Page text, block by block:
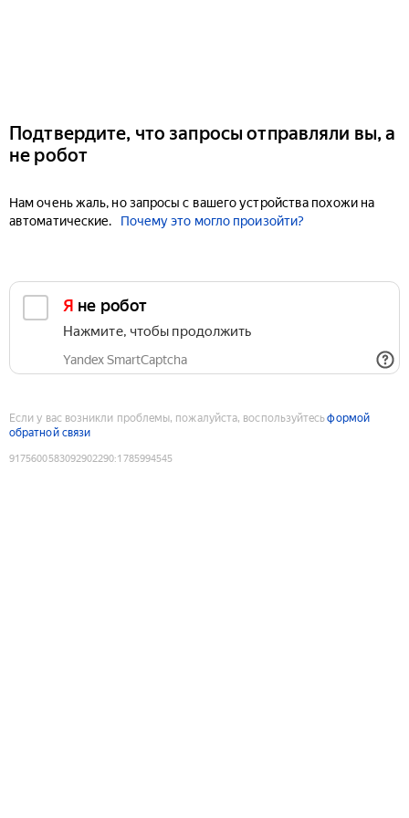
Подтвердите, что запросы отправляли вы, а
не робот
Нам очень жаль, но запросы с вашего устройства похожи на
автоматические.
Почему это могло произойти?
Я не робот
Нажмите, чтобы продолжить
Yandex SmartCaptcha
Если у вас возникли проблемы, пожалуйста, воспользуйтесьформой
обратной связи
9175600583092902290:1785994545